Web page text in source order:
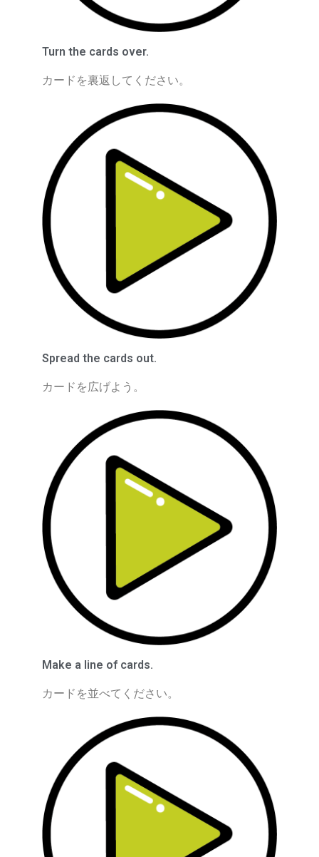
Turn the cards over.
カードを裏返してください。
Spread the cards out.
カードを広げよう。
Make a line of cards.
カードを並べてください。